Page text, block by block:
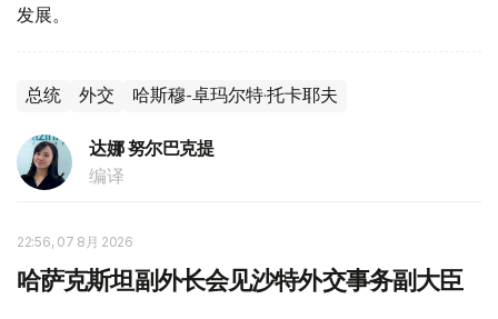
发展。
总统 外交 哈斯穆-卓玛尔特·托卡耶夫
达娜 努尔巴克提
编译
22:56, 07 8月 2026
哈萨克斯坦副外长会见沙特外交事务副大臣